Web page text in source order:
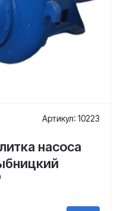
Артикул: 10223
насоса